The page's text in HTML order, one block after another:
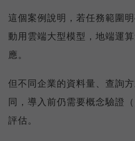
這個案例說明，若任務範圍
動用雲端大型模型，地端運
應。
但不同企業的資料量、查詢
同，導入前仍需要概念驗證
評估。